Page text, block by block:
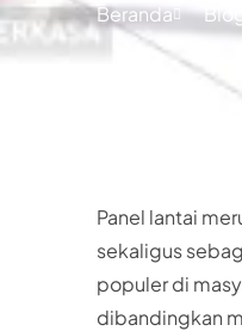
Beranda Blog
Panel lantai
sekaligus
populer di
dibandingkan